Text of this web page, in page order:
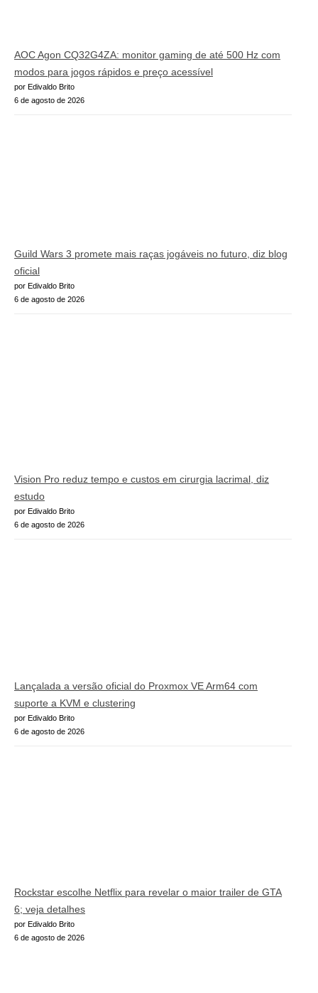
AOC Agon CQ32G4ZA: monitor gaming de até 500 Hz com
modos para jogos rápidos e preço acessível
por Edivaldo Brito
6 de agosto de 2026
Guild Wars 3 promete mais raças jogáveis no futuro, diz blog
oficial
por Edivaldo Brito
6 de agosto de 2026
Vision Pro reduz tempo e custos em cirurgia lacrimal, diz
estudo
por Edivaldo Brito
6 de agosto de 2026
Lançalada a versão oficial do Proxmox VE Arm64 com
suporte a KVM e clustering
por Edivaldo Brito
6 de agosto de 2026
Rockstar escolhe Netflix para revelar o maior trailer de GTA
6; veja detalhes
por Edivaldo Brito
6 de agosto de 2026